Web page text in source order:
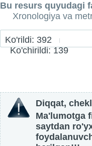
Bu resurs quyudagi
Xronologiya va
Ko'rildi: 392
Ko'chirildi: 139
Diqqat,
Ma'lumotga
saytdan